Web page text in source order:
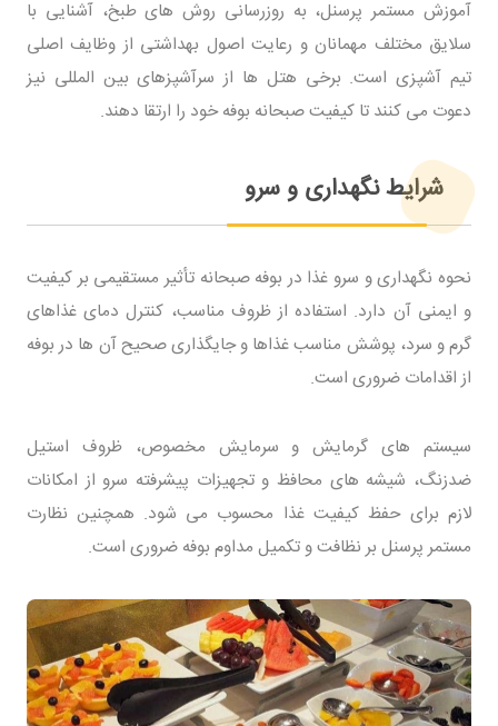
آموزش مستمر پرسنل، به روزرسانی روش های طبخ، آشنایی با
سلایق مختلف مهمانان و رعایت اصول بهداشتی از وظایف اصلی
تیم آشپزی است. برخی هتل ها از سرآشپزهای بین المللی نیز
دعوت می کنند تا کیفیت صبحانه بوفه خود را ارتقا دهند.
شرایط نگهداری و سرو
نحوه نگهداری و سرو غذا در بوفه صبحانه تأثیر مستقیمی بر کیفیت
و ایمنی آن دارد. استفاده از ظروف مناسب، کنترل دمای غذاهای
گرم و سرد، پوشش مناسب غذاها و جایگذاری صحیح آن ها در بوفه
از اقدامات ضروری است.
سیستم های گرمایش و سرمایش مخصوص، ظروف استیل
ضدزنگ، شیشه های محافظ و تجهیزات پیشرفته سرو از امکانات
لازم برای حفظ کیفیت غذا محسوب می شود. همچنین نظارت
مستمر پرسنل بر نظافت و تکمیل مداوم بوفه ضروری است.